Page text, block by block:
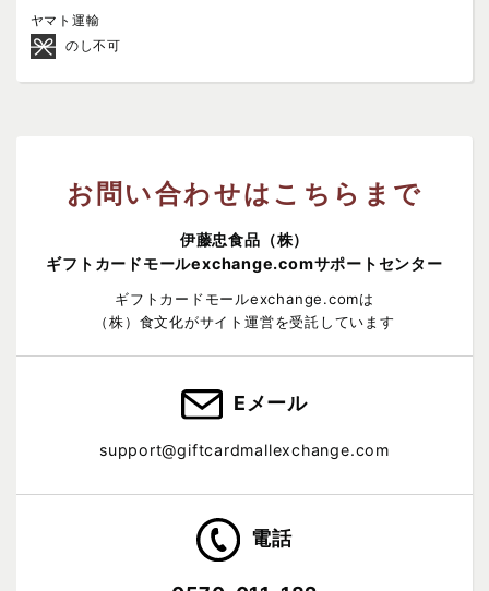
ヤマト運輸
のし不可
お問い合わせはこちらまで
伊藤忠食品（株）
ギフトカードモールexchange.comサポートセンター
ギフトカードモールexchange.comは
（株）食文化がサイト運営を受託しています
Eメール
support@giftcardmallexchange.com
電話